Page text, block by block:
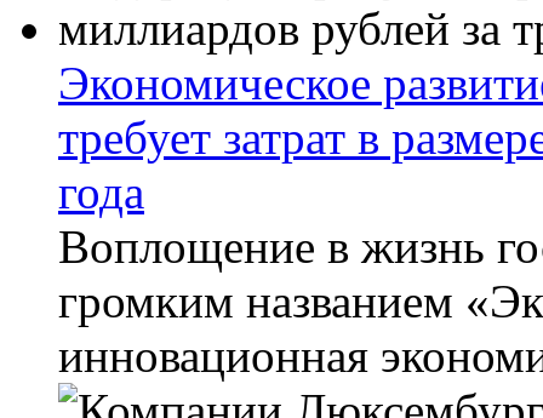
Экономическое
требует затрат в
года
Воплощение в жизнь
громким названием
инновационная